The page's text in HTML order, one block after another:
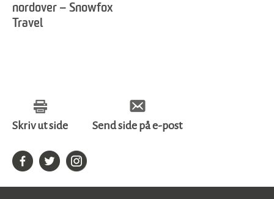
nordover – Snowfox
Travel
Skriv ut side Send side på e-post